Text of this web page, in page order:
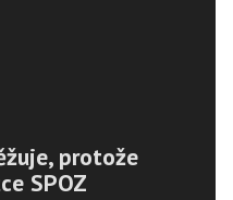
protože
SPOZ